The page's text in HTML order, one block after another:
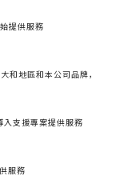
提供服務
和地區和本公司品牌，
入支援專案提供服務
服務